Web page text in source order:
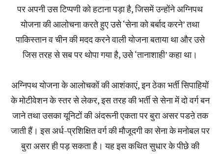
पर अपनी उस टिप्पणी को हटाना पड़ा है, जिसमें उन्होंने अग्निपथ
योजना की आलोचना करते हुए उसे ‘सेना को बर्बाद करने’ तथा
पाकिस्तान व चीन की मदद करने वाली योजना बताया था और उसे
जिस तरह से सब पर थोपा गया है, उसे ‘तानाशाही’ कहा था।
अग्निपथ योजना के आलोचकों की आशंकाएं, इन ठेका भर्ती सिपाहियों
के मोटीवेशन के स्तर से लेकर, इस तरह की भर्ती से सेना में दो वर्ग बन
जाने तथा उसका यूनिटों की अंदरूनी एकता पर बुरा असर पडऩे तक
जाती हैं। इस अर्ध-प्रशिक्षित वर्ग की मौजूदगी का सेना के मनोबल पर
बुरा असर ही पड़ सकता है। यह इस कथित सुधार के पीछे की